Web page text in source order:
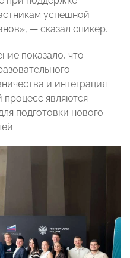
успешной
— сказал спикер.
показало, что
и интеграция
процесс являются
подготовки нового